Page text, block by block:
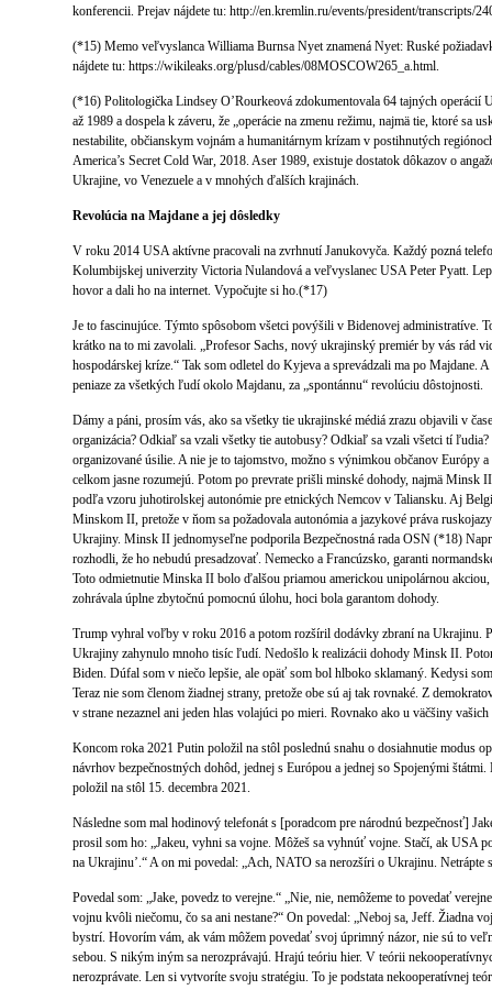
konferencii. Prejav nájdete tu: http://en.kremlin.ru/events/president/transcripts/
(*15) Memo veľvyslanca Williama Burnsa Nyet znamená Nyet: Ruské
nájdete tu: https://wikileaks.org/plusd/cables/08MOSCOW265_a.html.
(*16) Politologička Lindsey O’Rourkeová zdokumentovala 64 tajných operácií
až 1989 a dospela k záveru, že „operácie na zmenu režimu, najmä tie, ktoré sa
nestabilite, občianskym vojnám a humanitárnym krízam v postihnutých
America’s Secret Cold War, 2018. Aser 1989, existuje dostatok dôkazov o
Ukrajine, vo Venezuele a v mnohých ďalších krajinách.
Revolúcia na Majdane a jej dôsledky
V roku 2014 USA aktívne pracovali na zvrhnutí Janukovyča. Každý pozná
Kolumbijskej univerzity Victoria Nulandová a veľvyslanec USA Peter Pyatt.
hovor a dali ho na internet. Vypočujte si ho.(*17)
Je to fascinujúce. Týmto spôsobom všetci povýšili v Bidenovej administratíve.
krátko na to mi zavolali. „Profesor Sachs, nový ukrajinský premiér by vás rád
hospodárskej kríze.“ Tak som odletel do Kyjeva a sprevádzali ma po Majdane.
peniaze za všetkých ľudí okolo Majdanu, za „spontánnu“ revolúciu dôstojnosti.
Dámy a páni, prosím vás, ako sa všetky tie ukrajinské médiá zrazu objavili v
organizácia? Odkiaľ sa vzali všetky tie autobusy? Odkiaľ sa vzali všetci tí ľudia?
organizované úsilie. A nie je to tajomstvo, možno s výnimkou občanov Európy
celkom jasne rozumejú. Potom po prevrate prišli minské dohody, najmä Minsk
podľa vzoru juhotirolskej autonómie pre etnických Nemcov v Taliansku. Aj
Minskom II, pretože v ňom sa požadovala autonómia a jazykové práva
Ukrajiny. Minsk II jednomyseľne podporila Bezpečnostná rada OSN (*18)
rozhodli, že ho nebudú presadzovať. Nemecko a Francúzsko, garanti
Toto odmietnutie Minska II bolo ďalšou priamou americkou unipolárnou
zohrávala úplne zbytočnú pomocnú úlohu, hoci bola garantom dohody.
Trump vyhral voľby v roku 2016 a potom rozšíril dodávky zbraní na Ukrajinu.
Ukrajiny zahynulo mnoho tisíc ľudí. Nedošlo k realizácii dohody Minsk II.
Biden. Dúfal som v niečo lepšie, ale opäť som bol hlboko sklamaný. Kedysi
Teraz nie som členom žiadnej strany, pretože obe sú aj tak rovnaké. Z
v strane nezaznel ani jeden hlas volajúci po mieri. Rovnako ako u väčšiny
Koncom roka 2021 Putin položil na stôl poslednú snahu o dosiahnutie modus
návrhov bezpečnostných dohôd, jednej s Európou a jednej so Spojenými
položil na stôl 15. decembra 2021.
Následne som mal hodinový telefonát s [poradcom pre národnú bezpečnosť]
prosil som ho: „Jakeu, vyhni sa vojne. Môžeš sa vyhnúť vojne. Stačí, ak USA
na Ukrajinu’.“ A on mi povedal: „Ach, NATO sa nerozšíri o Ukrajinu. Netrápte
Povedal som: „Jake, povedz to verejne.“ „Nie, nie, nemôžeme to povedať
vojnu kvôli niečomu, čo sa ani nestane?“ On povedal: „Neboj sa, Jeff. Žiadna
bystrí. Hovorím vám, ak vám môžem povedať svoj úprimný názor, nie sú to
sebou. S nikým iným sa nerozprávajú. Hrajú teóriu hier. V teórii
nerozprávate. Len si vytvoríte svoju stratégiu. To je podstata nekooperatívnej